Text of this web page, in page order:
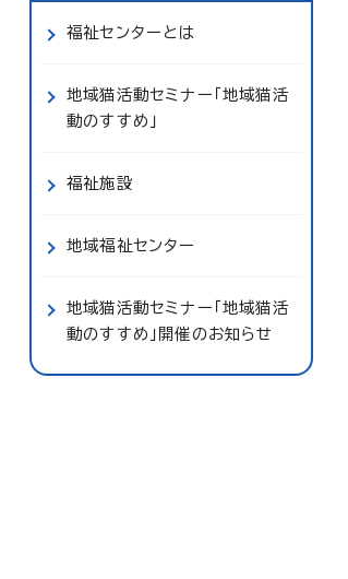
福祉センターとは
地域猫活動セミナー「地域猫活
動のすすめ」
福祉施設
地域福祉センター
地域猫活動セミナー「地域猫活
動のすすめ」開催のお知らせ